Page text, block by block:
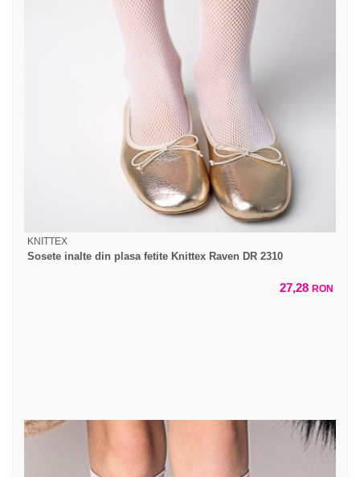
KNITTEX
Sosete inalte din plasa fetite Knittex Raven DR 2310
27,28 RON